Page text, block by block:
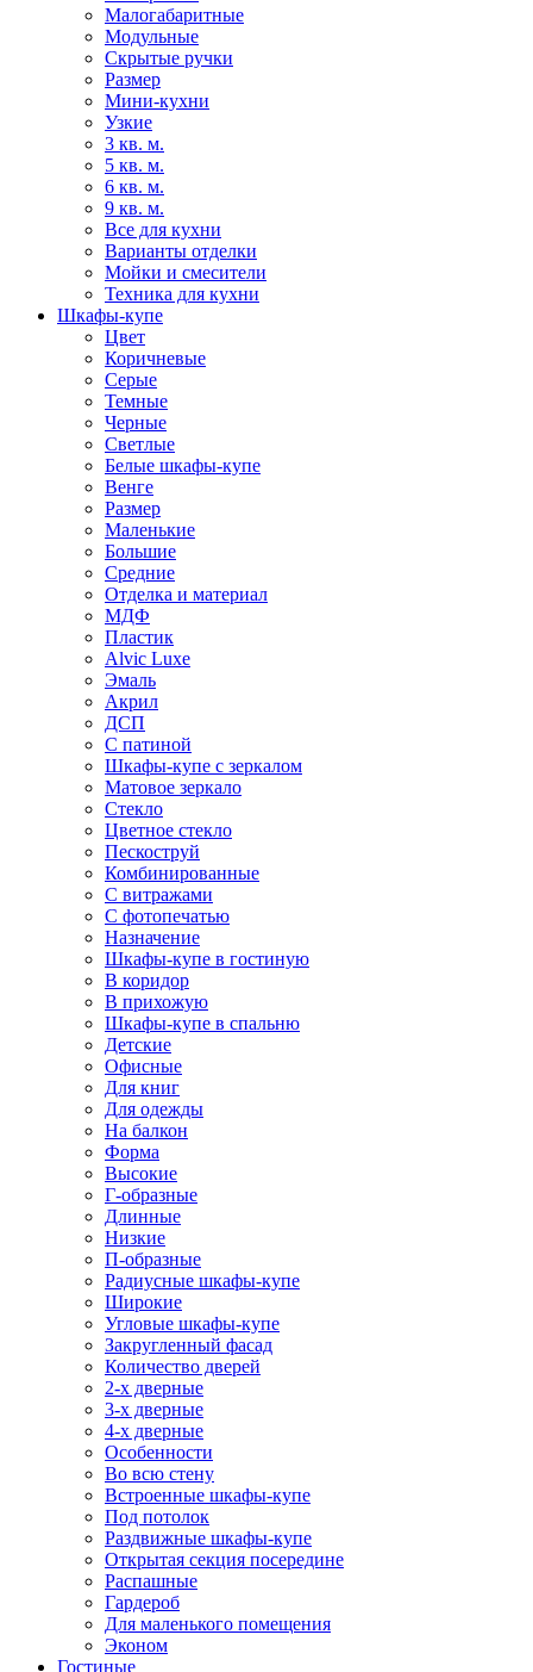
Малогабаритные
Модульные
Скрытые ручки
Размер
Мини-кухни
Узкие
3 кв. м.
5 кв. м.
6 кв. м.
9 кв. м.
Все для кухни
Варианты отделки
Мойки и смесители
Техника для кухни
Шкафы-купе
Цвет
Коричневые
Серые
Темные
Черные
Светлые
Белые шкафы-купе
Венге
Размер
Маленькие
Большие
Средние
Отделка и материал
МДФ
Пластик
Alvic Luxe
Эмаль
Акрил
ДСП
С патиной
Шкафы-купе с зеркалом
Матовое зеркало
Стекло
Цветное стекло
Пескоструй
Комбинированные
С витражами
С фотопечатью
Назначение
Шкафы-купе в гостиную
В коридор
В прихожую
Шкафы-купе в спальню
Детские
Офисные
Для книг
Для одежды
На балкон
Форма
Высокие
Г-образные
Длинные
Низкие
П-образные
Радиусные шкафы-купе
Широкие
Угловые шкафы-купе
Закругленный фасад
Количество дверей
2-х дверные
3-х дверные
4-х дверные
Особенности
Во всю стену
Встроенные шкафы-купе
Под потолок
Раздвижные шкафы-купе
Открытая секция посередине
Распашные
Гардероб
Для маленького помещения
Эконом
Гостиные